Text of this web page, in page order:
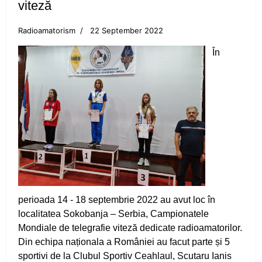
Canotorii CS Ceahlăul și LPS Piatra Neamț, pe
Canotajul pietrean, o "uzină de medalii"
Obiectiv realizat pentru canotajul pietrean, la
Varese
Silviu Daniel Munteanu, cel mai bun junior din
țară
Sezon cu rezultate frumoase pentru aruncările
CS Ceahlăului
Adina Fîrțală și Darius Gavriloaia, reprezentanții
CS Ceahlăului în Slovacia
viteză
Radioamatorism 22 September 2022
În
perioada 14 - 18 septembrie 2022 au avut loc în
localitatea Sokobanja – Serbia, Campionatele
Mondiale de telegrafie viteză dedicate radioamatorilor.
Din echipa naționala a României au facut parte și 5
sportivi de la Clubul Sportiv Ceahlaul, Scutaru Ianis